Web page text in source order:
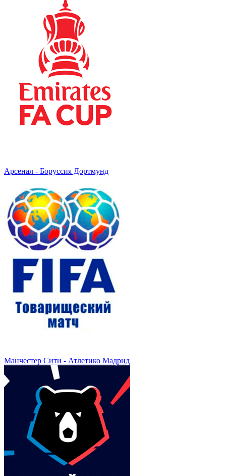
Арсенал - Боруссия Дортмунд
Манчестер Сити - Атлетико Мадрид